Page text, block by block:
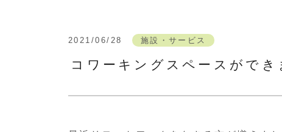
コワーキングスペースができ
2021/06/28 施設・サービス